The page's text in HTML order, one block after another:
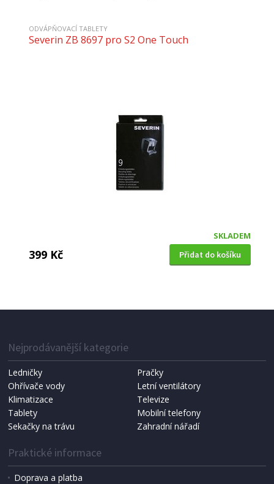
ODVÁPŇOVACÍ TABLETY
Severin ZB 8697 pro S2 One Touch
SKLADEM
399 Kč Přidat do košíku
Nejprodávanější kategorie
Ledničky
Pračky
Ohřívače vody
Letní ventilátory
Klimatizace
Televize
Tablety
Mobilní telefony
Sekačky na trávu
Zahradní nářadí
Praktické informace
Doprava a platba